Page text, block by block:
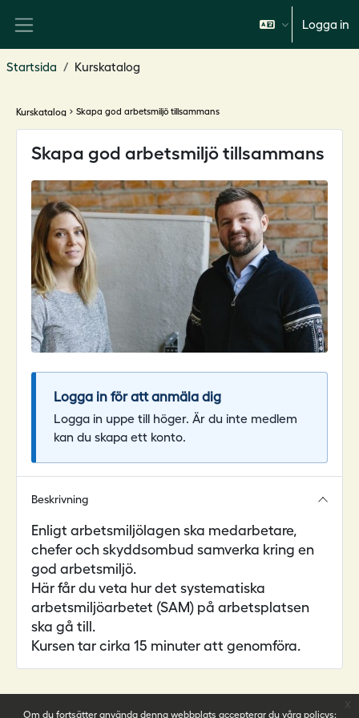
Om du fortsätter använda denna webbplats accepterar du våra policys:
Logga in
Startsida Kurskatalog
Kurskatalog navigate_next Skapa god arbetsmiljö tillsammans
Skapa god arbetsmiljö tillsammans
Logga in för att anmäla dig
Logga in uppe till höger. Är du inte medlem
kan du skapa ett konto.
Beskrivning
Enligt arbetsmiljölagen ska medarbetare,
chefer och skyddsombud samverka kring en
god arbetsmiljö.
Här får du veta hur det systematiska
arbetsmiljöarbetet (SAM) på arbetsplatsen
ska gå till.
Kursen tar cirka 15 minuter att genomföra.